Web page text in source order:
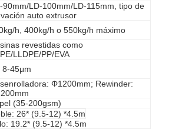
90mm/LD-100mm/LD-115mm, tipo de
auto extrusor
h, 400kg/h o 550kg/h máximo
revestidas como
LLDPE/PP/EVA
8-45μm
Φ1200mm; Rewinder:
(35-200gsm)
26* (9.5-12) *4.5m
19.2* (9.5-12) *4.5m